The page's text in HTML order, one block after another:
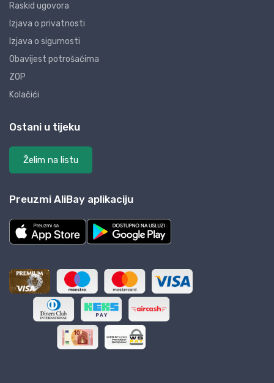
Raskid ugovora
Izjava o privatnosti
Izjava o sigurnosti
Obavijest potrošačima
ZOP
Kolačići
Ostani u tijeku
Želim na listu
Preuzmi AliBay aplikaciju